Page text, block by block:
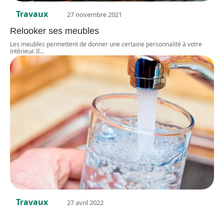
Travaux 27 novembre 2021
Relooker ses meubles
Les meubles permettent de donner une certaine personnalité à votre
intérieur. Il…
Travaux 27 avril 2022